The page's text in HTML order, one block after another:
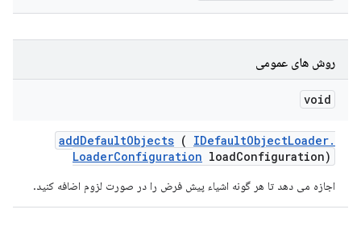
روش های عمومی
void
addDefaultObjects ( IDefaultObjectLoader.
LoaderConfiguration loadConfiguration)
اجازه می دهد تا هر گونه اشیاء پیش فرض را در صورت لزوم اضافه کنید.